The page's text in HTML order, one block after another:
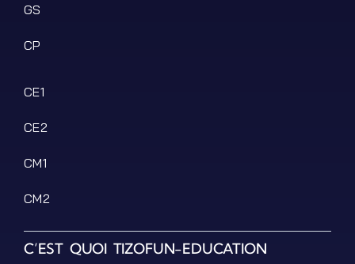
GS
CP
CE1
CE2
CM1
CM2
C’EST QUOI TIZOFUN-EDUCATION